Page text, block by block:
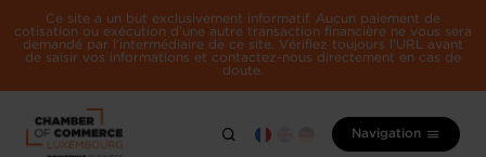
Ce site a un but exclusivement informatif. Aucun paiement de
cotisation ou exécution d'une autre transaction financière ne vous sera
demandé par l'intermédiaire de ce site. Vérifiez toujours l'URL avant
de saisir vos informations et contactez-nous directement en cas de
doute.
Navigation